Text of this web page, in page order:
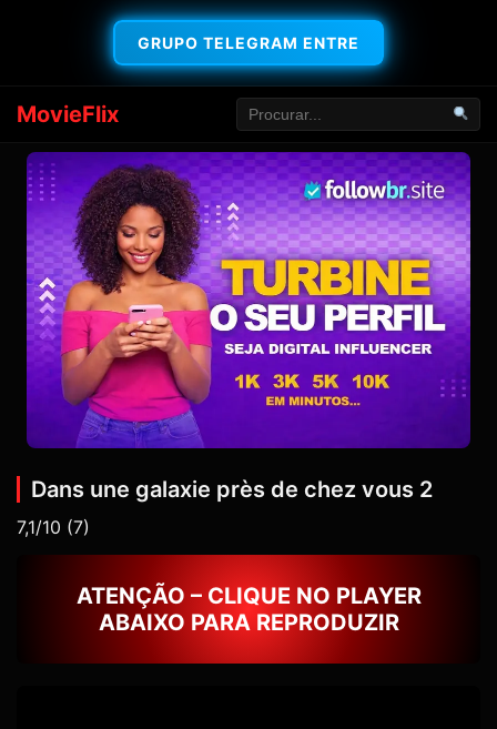
GRUPO TELEGRAM ENTRE
MovieFlix
Dans une galaxie près de chez vous 2
7,1/10 (7)
ATENÇÃO – CLIQUE NO PLAYER
ABAIXO PARA REPRODUZIR